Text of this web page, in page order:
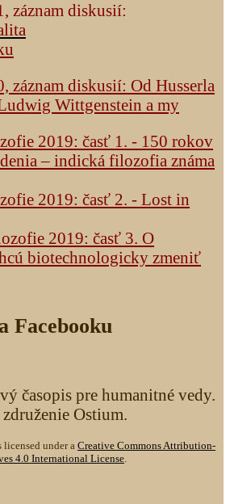
záznam diskusií:
záznam diskusií: Od Husserla
Wittgenstein a my
2019: časť 1. - 150 rokov
– indická filozofia známa
2019: časť 2. - Lost in
2019: časť 3. O
biotechnologicky zmeniť
Facebooku
časopis pre humanitné vedy.
Ostium.
under a Creative Commons Attribution-
4.0 International License